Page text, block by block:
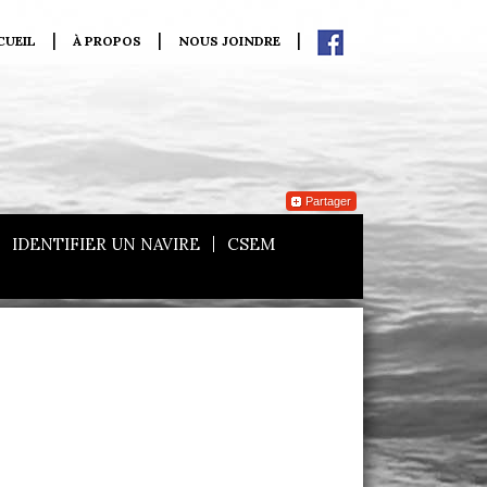
À PROPOS NOUS JOINDRE
Partager
IDENTIFIER UN NAVIRE CSEM